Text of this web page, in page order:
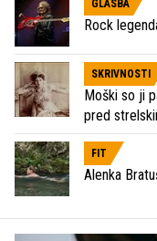
GLASBA
Rock
SKRIVNOSTI
Moški so ji
pred
FIT
Alenka